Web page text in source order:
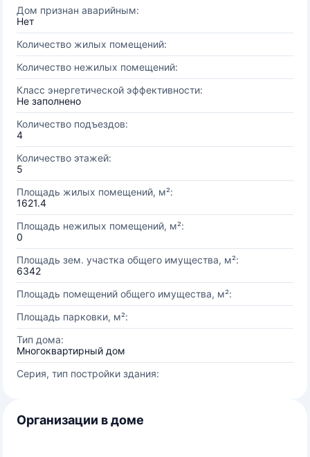
Дом признан аварийным:
Нет
Количество жилых помещений:
Количество нежилых помещений:
Класс энергетической эффективности:
Не заполнено
Количество подъездов:
4
Количество этажей:
5
Площадь жилых помещений, м²:
1621.4
Площадь нежилых помещений, м²:
0
Площадь зем. участка общего имущества, м²:
6342
Площадь помещений общего имущества, м²:
Площадь парковки, м²:
Тип дома:
Многоквартирный дом
Серия, тип постройки здания:
Организации в доме